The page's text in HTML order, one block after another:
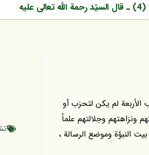
عليه
الأربعة لم يكن لتحزب أو
ونزاهتهم وجلالتهم علماً
النبوّة وموضع الرسالة ،